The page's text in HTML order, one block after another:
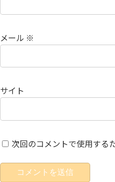
メール ※
サイト
次回のコメントで使用する